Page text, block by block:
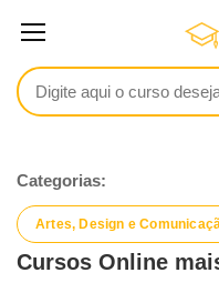
Categorias:
Artes, Design e
Cursos Online